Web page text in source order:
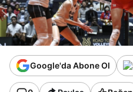
Google'da Abone Ol